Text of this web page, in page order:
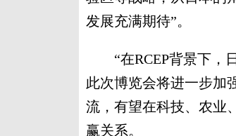
发展充满期待”。
“在RCEP背景下，日
此次博览会将进一步加
流，有望在科技、农业
赢关系。